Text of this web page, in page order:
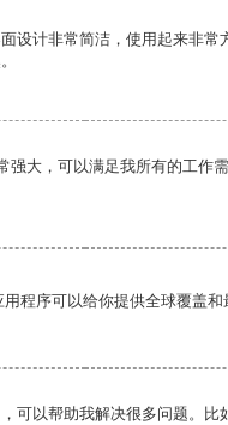
设计非常简洁，使用起来非常
强大，可以满足我所有的工作
程序可以给你提供全球覆盖和
可以帮助我解决很多问题。比